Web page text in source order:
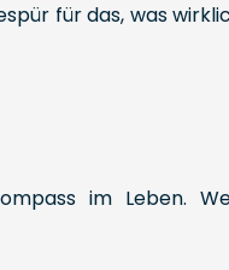
für das, was
im Leben.